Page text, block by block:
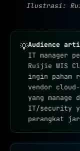
Ilustrasi:
💡Audience
IT manager
Ruijie WIS
ingin
vendor
yang
IT/security
perangkat